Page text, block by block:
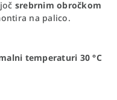
srebrnim obročkom
na palico.
temperaturi 30 °C